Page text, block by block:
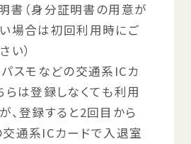
書 （身分証明書の用意が
場合は初回利用時にご
い）
パスモなどの交通系 ICカ
らは登録しなくても利用
、登録すると2回目 から
交通系ICカードで入退室